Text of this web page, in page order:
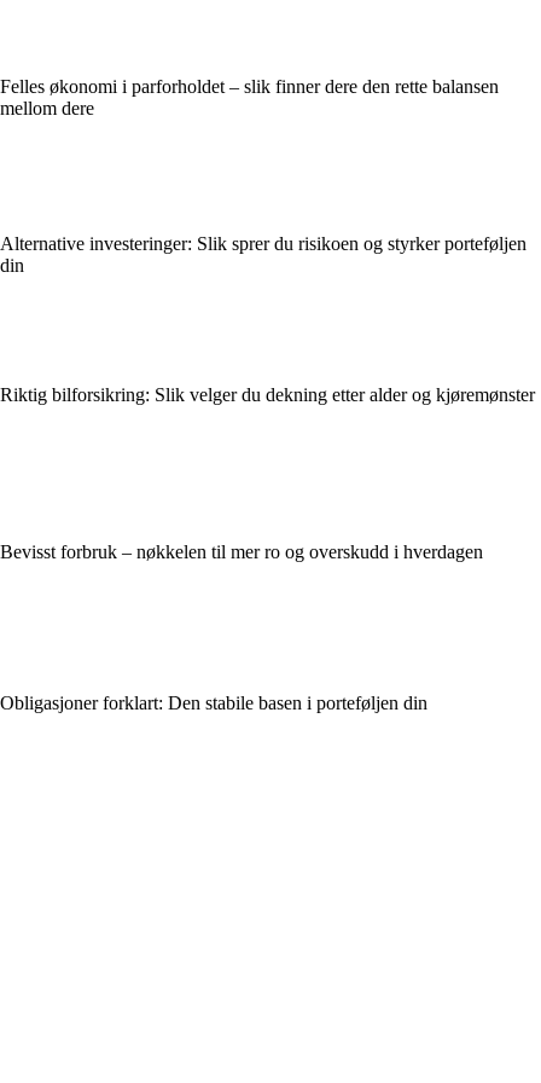
Felles økonomi i parforholdet – slik finner dere den rette balansen
mellom dere
Alternative investeringer: Slik sprer du risikoen og styrker porteføljen
din
Riktig bilforsikring: Slik velger du dekning etter alder og kjøremønster
Bevisst forbruk – nøkkelen til mer ro og overskudd i hverdagen
Obligasjoner forklart: Den stabile basen i porteføljen din